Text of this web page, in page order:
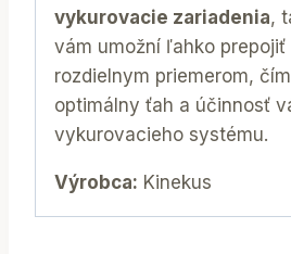
vykurovacie zariadenia,
vám umožní ľahko
rozdielnym priemerom,
optimálny ťah a účinnosť
vykurovacieho systému.
Výrobca: Kinekus